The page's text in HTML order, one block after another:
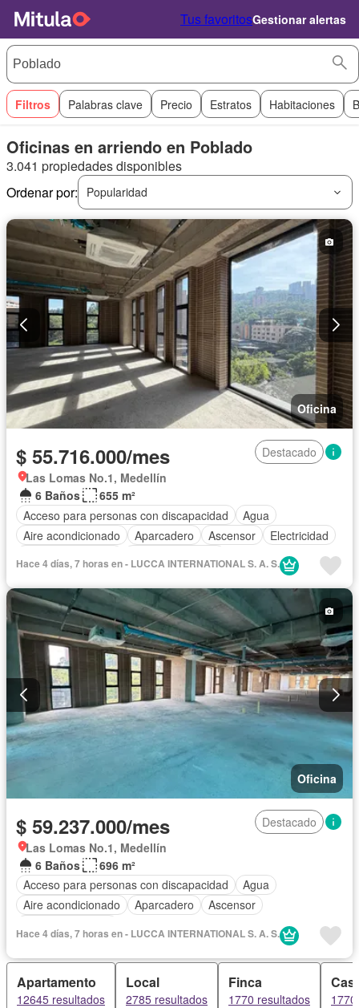
Tus favoritosGestionar alertas
Filtros Palabras clave Precio Estratos Habitaciones
Oficinas en arriendo en Poblado
3.041 propiedades disponibles
Ordenar por:
Popularidad
Oficina
$ 55.716.000/mes
Destacado
Las Lomas No.1, Medellín
6 Baños
655 m²
Acceso para personas con discapacidad
Agua
Aire acondicionado
Aparcadero Ascensor
Electricidad
Hace 4 días, 7 horas en - LUCCA INTERNATIONAL S. A. S.
Oficina
$ 59.237.000/mes
Destacado
Las Lomas No.1, Medellín
6 Baños
696 m²
Acceso para personas con discapacidad
Agua
Aire acondicionado
Aparcadero
Ascensor
Hace 4 días, 7 horas en - LUCCA INTERNATIONAL S. A. S.
Apartamento
12645 resultados
Local
2785 resultados
Finca
1770 resultados